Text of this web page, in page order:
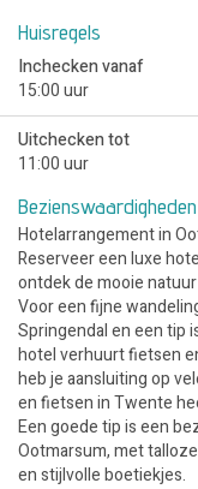
Huisregels
Inchecken vanaf
15:00 uur
Uitchecken tot
11:00 uur
Bezienswaardigheden
Hotelarrangement in
Reserveer een luxe
ontdek de mooie
Voor een fijne
Springendal en een tip
hotel verhuurt fietsen
heb je aansluiting op
en fietsen in Twente
Een goede tip is een
Ootmarsum, met
en stijlvolle boetiekjes.